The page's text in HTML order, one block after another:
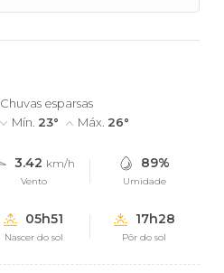
Chuvas esparsas
Mín. 23° Máx. 26°
3.42 km/h
Vento
89%
Umidade
05h51
Nascer do sol
17h28
Pôr do sol